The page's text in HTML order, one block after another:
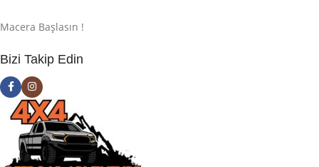
Macera Başlasın !
Bizi Takip Edin